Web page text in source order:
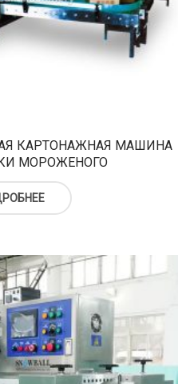
КАРТОНАЖНАЯ МАШИНА
МОРОЖЕНОГО